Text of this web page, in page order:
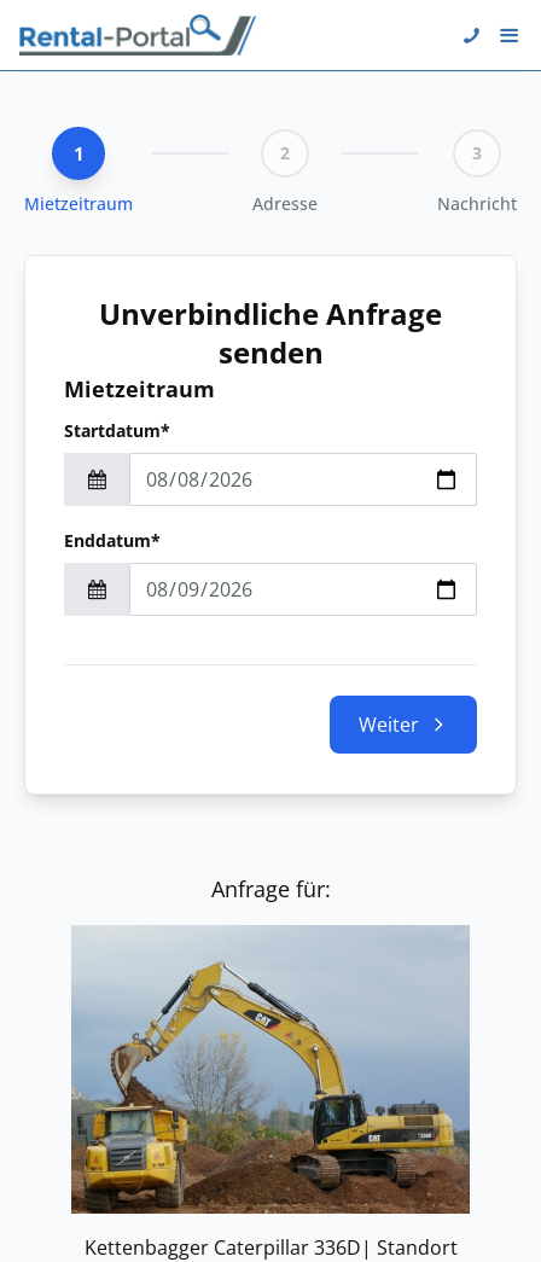
1
Mietzeitraum
2
Adresse
3
Nachricht
Unverbindliche Anfrage
senden
Mietzeitraum
Startdatum*
Enddatum*
Weiter
Anfrage für:
Kettenbagger Caterpillar 336D| Standort